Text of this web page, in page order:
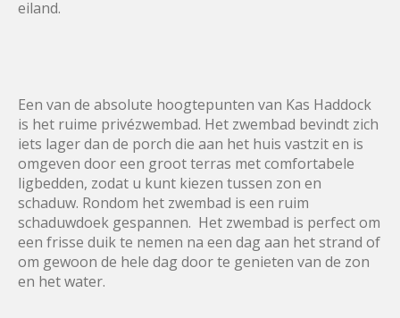
eiland.
Een van de absolute hoogtepunten van Kas Haddock
is het ruime privézwembad. Het zwembad bevindt zich
iets lager dan de porch die aan het huis vastzit en is
omgeven door een groot terras met comfortabele
ligbedden, zodat u kunt kiezen tussen zon en
schaduw. Rondom het zwembad is een ruim
schaduwdoek gespannen. Het zwembad is perfect om
een frisse duik te nemen na een dag aan het strand of
om gewoon de hele dag door te genieten van de zon
en het water.